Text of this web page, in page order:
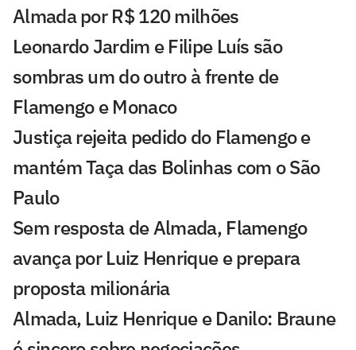
Almada por R$ 120 milhões
Leonardo Jardim e Filipe Luís são
sombras um do outro à frente de
Flamengo e Monaco
Justiça rejeita pedido do Flamengo e
mantém Taça das Bolinhas com o São
Paulo
Sem resposta de Almada, Flamengo
avança por Luiz Henrique e prepara
proposta milionária
Almada, Luiz Henrique e Danilo: Braune